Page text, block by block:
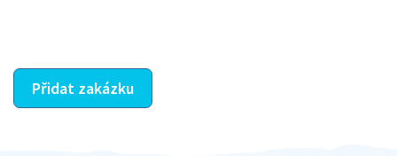
Přidat zakázku